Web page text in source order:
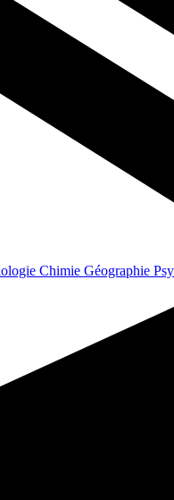
Chimie Géographie